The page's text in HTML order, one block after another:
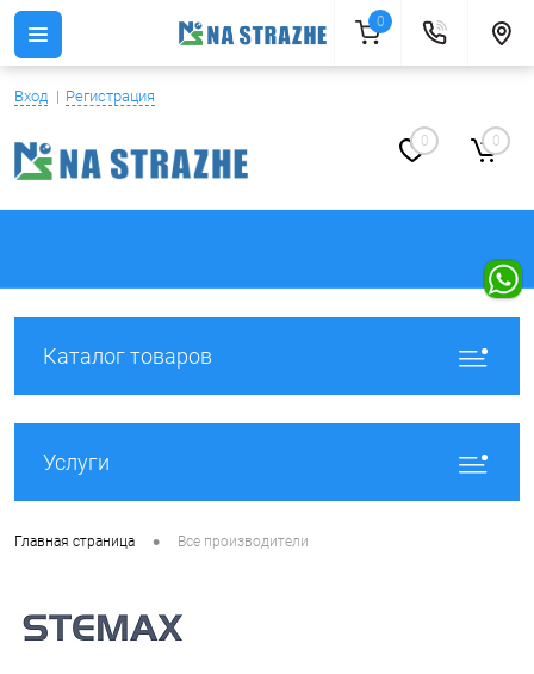
Вход Регистрация
0 0
Каталог товаров
Услуги
Главная страница • Все производители
0